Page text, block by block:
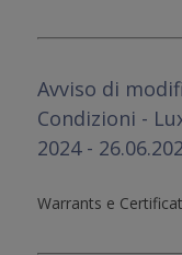
Avviso di
Condizioni -
2024 -
Warrants e